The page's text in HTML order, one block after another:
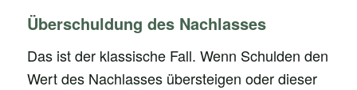
Überschuldung des Nachlasses
Das ist der klassische Fall. Wenn Schulden den
Wert des Nachlasses übersteigen oder dieser